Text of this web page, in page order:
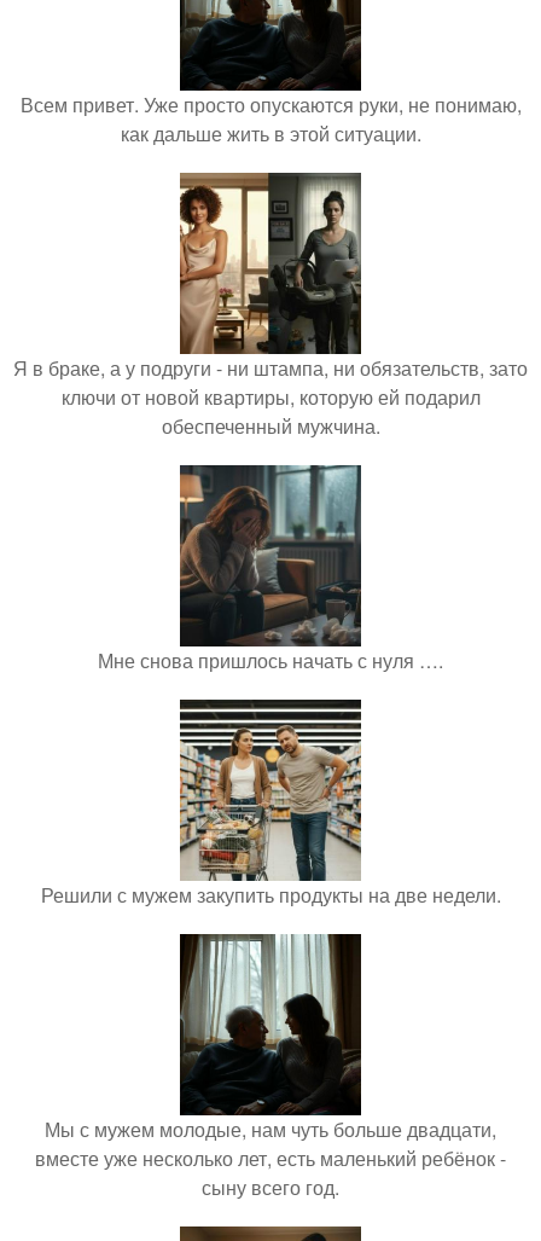
Всем привет. Уже просто опускаются руки, не понимаю,
как дальше жить в этой ситуации.
Я в браке, а у подруги - ни штампа, ни обязательств, зато
ключи от новой квартиры, которую ей подарил
обеспеченный мужчина.
Мне снова пришлось начать с нуля ….
Решили с мужем закупить продукты на две недели.
Мы с мужем молодые, нам чуть больше двадцати,
вместе уже несколько лет, есть маленький ребёнок -
сыну всего год.